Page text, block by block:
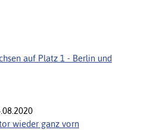
auf Platz 1 - Berlin und
wieder ganz vorn